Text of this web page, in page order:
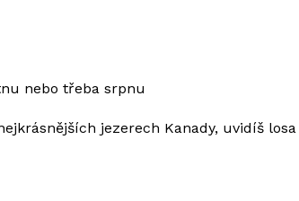
nebo třeba srpnu
jezerech Kanady, uvidíš losa